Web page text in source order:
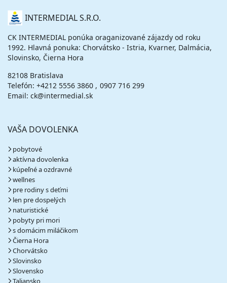
O
NÁS INTERMEDIAL S.R.O.
CK INTERMEDIAL ponúka oraganizované zájazdy od roku
1992. Hlavná ponuka: Chorvátsko - Istria, Kvarner, Dalmácia,
Slovinsko, Čierna Hora
82108 Bratislava
Telefón: +4212 5556 3860
0907 716 299
Email: ck@intermedial.sk
VAŠA DOVOLENKA
pobytové
aktívna dovolenka
kúpeľné a ozdravné
wellnes
pre rodiny s deťmi
len pre dospelých
naturistické
pobyty pri mori
s domácim miláčikom
Čierna Hora
Chorvátsko
Slovinsko
Slovensko
Taliansko